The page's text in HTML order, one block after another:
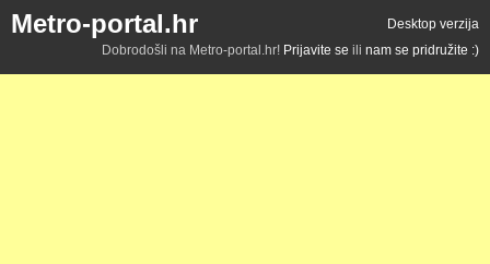
Metro-portal.hr
Desktop verzija
Dobrodošli na Metro-portal.hr! Prijavite se ili nam se pridružite :)